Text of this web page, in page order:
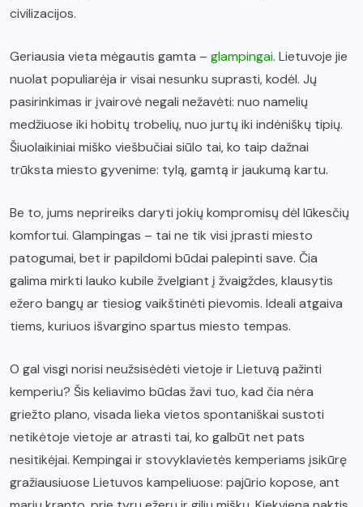
civilizacijos.
Geriausia vieta mėgautis gamta – glampingai. Lietuvoje jie
nuolat populiarėja ir visai nesunku suprasti, kodėl. Jų
pasirinkimas ir įvairovė negali nežavėti: nuo namelių
medžiuose iki hobitų trobelių, nuo jurtų iki indėniškų tipių.
Šiuolaikiniai miško viešbučiai siūlo tai, ko taip dažnai
trūksta miesto gyvenime: tylą, gamtą ir jaukumą kartu.
Be to, jums neprireiks daryti jokių kompromisų dėl lūkesčių
komfortui. Glampingas – tai ne tik visi įprasti miesto
patogumai, bet ir papildomi būdai palepinti save. Čia
galima mirkti lauko kubile žvelgiant į žvaigždes, klausytis
ežero bangų ar tiesiog vaikštinėti pievomis. Ideali atgaiva
tiems, kuriuos išvargino spartus miesto tempas.
O gal visgi norisi neužsisėdėti vietoje ir Lietuvą pažinti
kemperiu? Šis keliavimo būdas žavi tuo, kad čia nėra
griežto plano, visada lieka vietos spontaniškai sustoti
netikėtoje vietoje ar atrasti tai, ko galbūt net pats
nesitikėjai. Kempingai ir stovyklavietės kemperiams įsikūrę
gražiausiuose Lietuvos kampeliuose: pajūrio kopose, ant